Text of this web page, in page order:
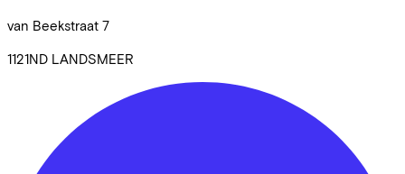
van Beekstraat 7
1121ND LANDSMEER